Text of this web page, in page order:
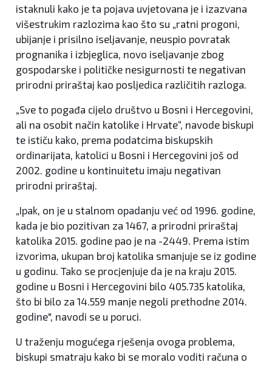
istaknuli kako je ta pojava uvjetovana je i izazvana
višestrukim razlozima kao što su „ratni progoni,
ubijanje i prisilno iseljavanje, neuspio povratak
prognanika i izbjeglica, novo iseljavanje zbog
gospodarske i političke nesigurnosti te negativan
prirodni priraštaj kao posljedica različitih razloga.
„Sve to pogađa cijelo društvo u Bosni i Hercegovini,
ali na osobit način katolike i Hrvate“, navode biskupi
te ističu kako, prema podatcima biskupskih
ordinarijata, katolici u Bosni i Hercegovini još od
2002. godine u kontinuitetu imaju negativan
prirodni priraštaj.
„Ipak, on je u stalnom opadanju već od 1996. godine,
kada je bio pozitivan za 1467, a prirodni priraštaj
katolika 2015. godine pao je na -2449. Prema istim
izvorima, ukupan broj katolika smanjuje se iz godine
u godinu. Tako se procjenjuje da je na kraju 2015.
godine u Bosni i Hercegovini bilo 405.735 katolika,
što bi bilo za 14.559 manje negoli prethodne 2014.
godine", navodi se u poruci.
U traženju mogućega rješenja ovoga problema,
biskupi smatraju kako bi se moralo voditi računa o